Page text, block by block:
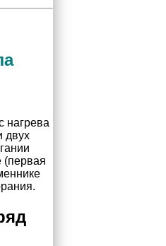
нагрева
двух
(первая